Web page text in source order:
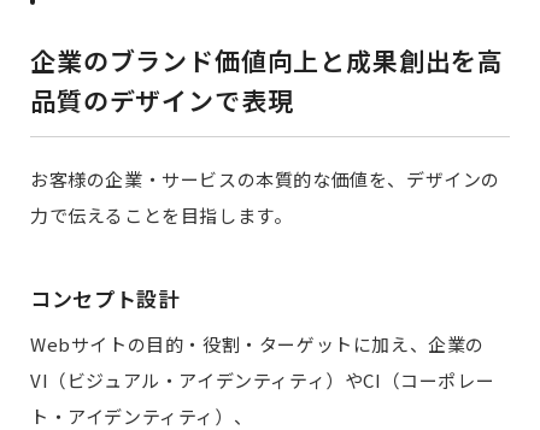
企業のブランド価値向上と成果創出を高
品質のデザインで表現
お客様の企業・サービスの本質的な価値を、デザインの
力で伝えることを目指します。
コンセプト設計
Webサイトの目的・役割・ターゲットに加え、企業の
VI（ビジュアル・アイデンティティ）やCI（コーポレー
ト・アイデンティティ）、